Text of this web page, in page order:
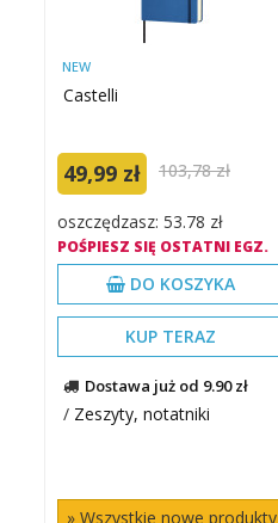
NEW
Castelli
49,99 zł 103,78 zł
oszczędzasz: 53.78 zł
POŚPIESZ SIĘ OSTATNI EGZ.
DO KOSZYKA
KUP TERAZ
Dostawa już od 9.90 zł
/ Zeszyty, notatniki
» Wszystkie nowe produkty